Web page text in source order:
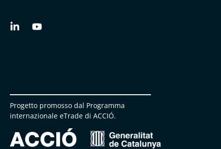
Progetto promosso dal Programma
internazionale eTrade di ACCIÓ.